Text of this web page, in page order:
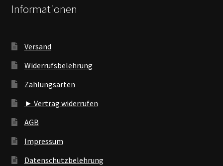
Informationen
Versand
Widerrufsbelehrung
Zahlungsarten
► Vertrag widerrufen
AGB
Impressum
Datenschutzbelehrung